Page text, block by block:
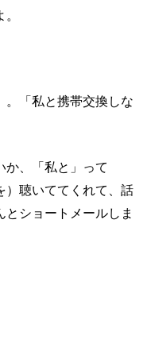
。「私と携帯交換しな
か、「私と」って
）聴いててくれて、話
とショートメールしま